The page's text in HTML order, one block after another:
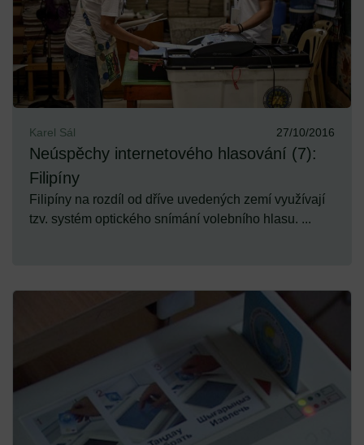
Karel Sál 27/10/2016
Neúspěchy internetového hlasování (7):
Filipíny
Filipíny na rozdíl od dříve uvedených zemí využívají
tzv. systém optického snímání volebního hlasu. ...